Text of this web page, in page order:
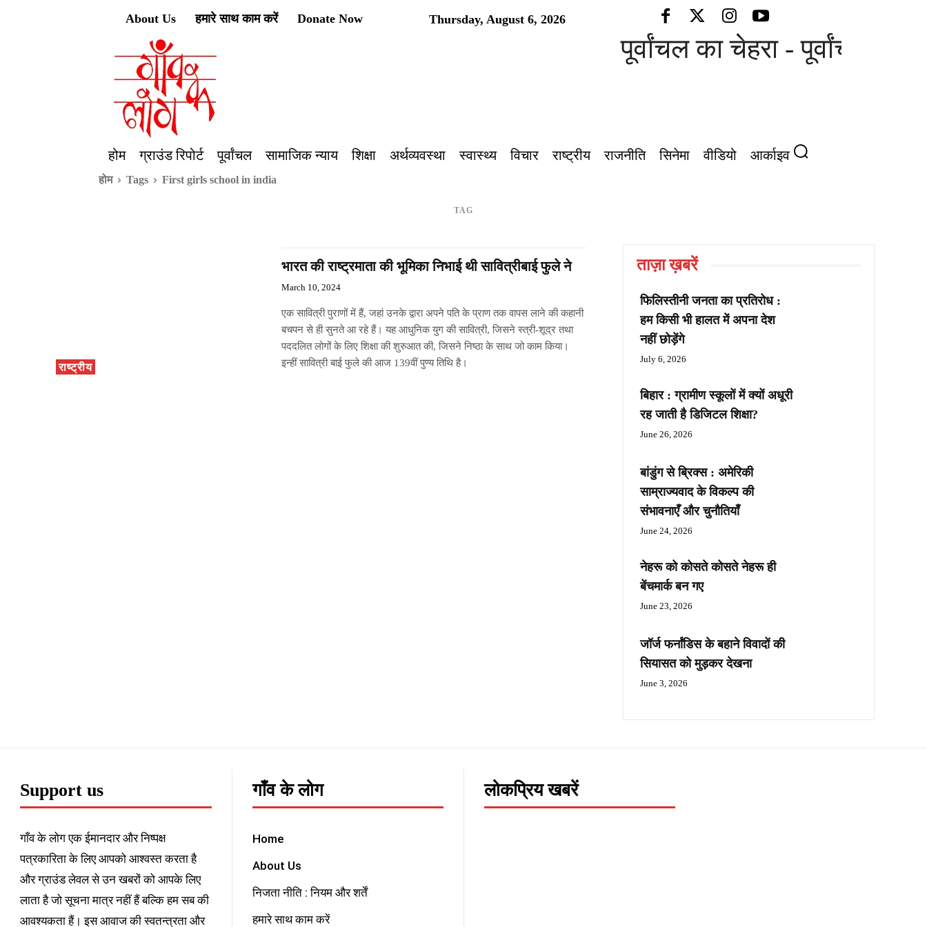
Thursday, August 6, 2026
About Us हमारे साथ काम करें Donate Now
पूर्वांचल का चेहरा - पूर्वांचल की
होम ग्राउंड रिपोर्ट पूर्वांचल सामाजिक न्याय शिक्षा अर्थव्यवस्था स्वास्थ्य विचार राष्ट्रीय राजनीति सिनेमा वीडियो आर्काइव
होम Tags First girls school in india
TAG
राष्ट्रीय
भारत की राष्ट्रमाता की भूमिका निभाई थी सावित्रीबाई फुले ने
March 10, 2024
एक सावित्री पुराणों में हैं, जहां उनके द्वारा अपने पति के प्राण तक वापस लाने की कहानी
बचपन से ही सुनते आ रहे हैं। यह आधुनिक युग की सावित्री, जिसने स्त्री-शूद्र तथा
पददलित लोगों के लिए शिक्षा की शुरुआत की, जिसने निष्ठा के साथ जो काम किया।
इन्हीं सावित्री बाई फुले की आज 139वीं पुण्य तिथि है।
ताज़ा ख़बरें
फिलिस्तीनी जनता का प्रतिरोध :
हम किसी भी हालत में अपना देश
नहीं छोड़ेंगे
July 6, 2026
बिहार : ग्रामीण स्कूलों में क्यों अधूरी
रह जाती है डिजिटल शिक्षा?
June 26, 2026
बांडुंग से ब्रिक्स : अमेरिकी
साम्राज्यवाद के विकल्प की
संभावनाएँ और चुनौतियाँ
June 24, 2026
नेहरू को कोसते कोसते नेहरू ही
बेंचमार्क बन गए
June 23, 2026
जॉर्ज फर्नांडिस के बहाने विवादों की
सियासत को मुड़कर देखना
June 3, 2026
Support us
गाँव के लोग एक ईमानदार और निष्पक्ष
पत्रकारिता के लिए आपको आश्वस्त करता है
और ग्राउंड लेवल से उन खबरों को आपके लिए
लाता है जो सूचना मात्र नहीं हैं बल्कि हम सब की
आवश्यकता हैं। इस आवाज की स्वतन्त्रता और
गाँव के लोग
Home
About Us
निजता नीति : नियम और शर्तें
हमारे साथ काम करें
लोकप्रिय खबरें